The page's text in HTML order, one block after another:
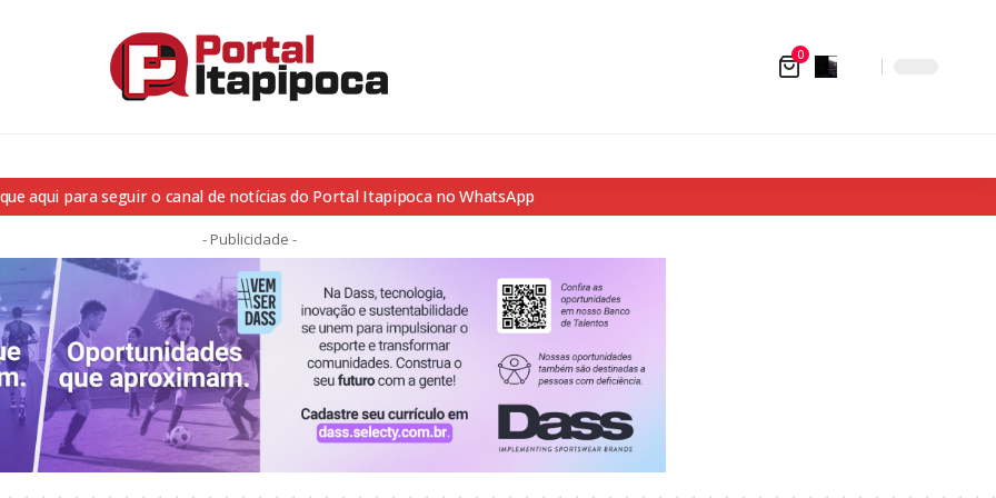
0
aqui para seguir o canal de notícias do Portal Itapipoca no WhatsApp
- Publicidade -